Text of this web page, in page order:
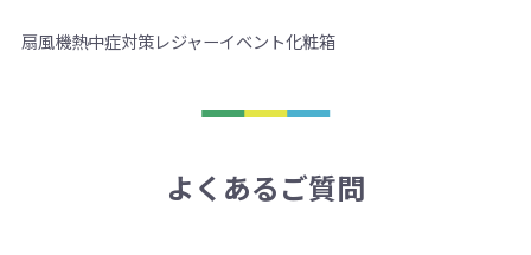
扇風機熱中症対策レジャーイベント化粧箱
よくあるご質問